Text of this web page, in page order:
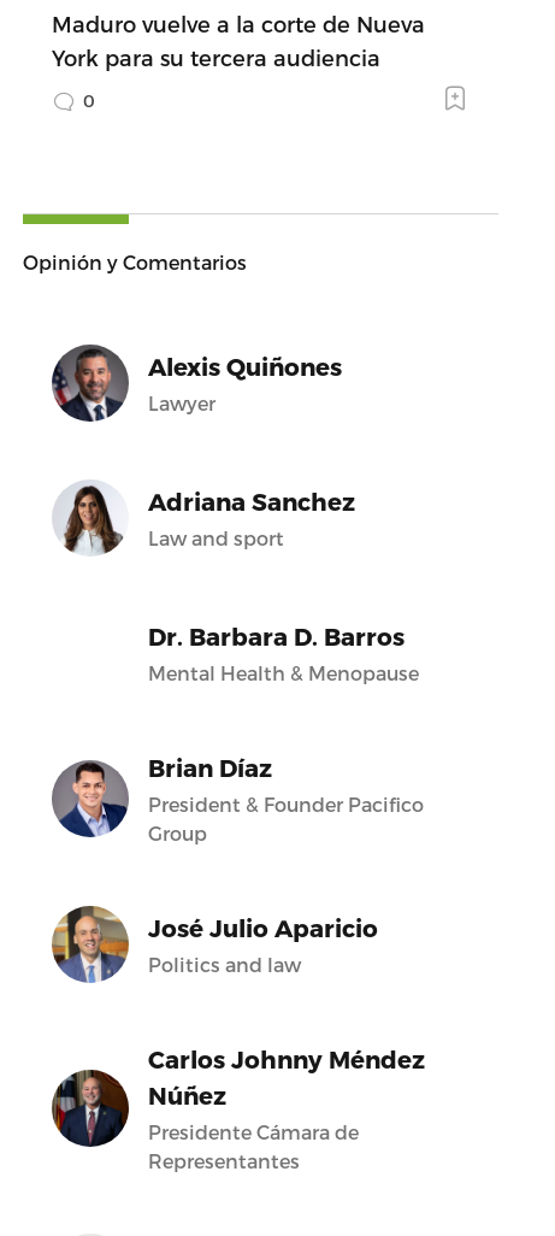
Maduro vuelve a la corte de Nueva
York para su tercera audiencia
0
Opinión y Comentarios
Alexis Quiñones
Lawyer
Adriana Sanchez
Law and sport
Dr. Barbara D. Barros
Mental Health & Menopause
Brian Díaz
President & Founder Pacifico
Group
José Julio Aparicio
Politics and law
Carlos Johnny Méndez
Núñez
Presidente Cámara de
Representantes